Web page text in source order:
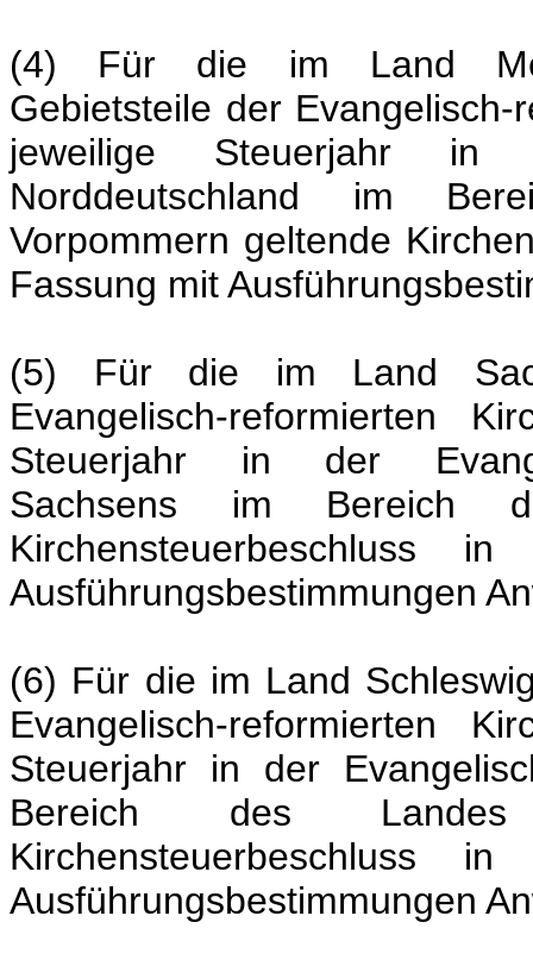
(4) Für die im Land
Gebietsteile der
jeweilige Steuerjahr in
Norddeutschland im
Vorpommern geltende
Fassung mit
(5) Für die im Land
Evangelisch-reformierten
Steuerjahr in der
Sachsens im Bereich
Kirchensteuerbeschluss
Ausführungsbestimmungen
(6) Für die im Land
Evangelisch-reformierten
Steuerjahr in der
Bereich des Landes
Kirchensteuerbeschluss
Ausführungsbestimmungen